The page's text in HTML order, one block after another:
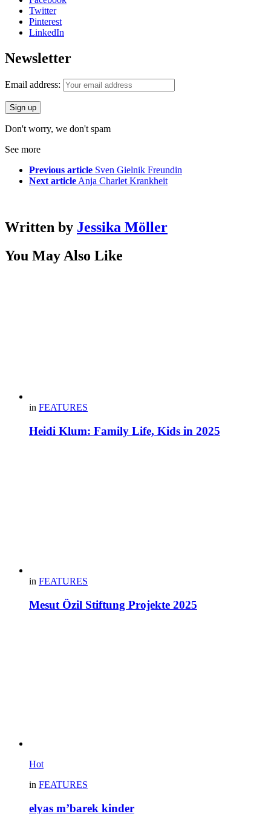
Twitter
Pinterest
LinkedIn
Newsletter
Email address:
Don't worry, we don't spam
See more
Previous article Sven Gielnik Freundin
Next article Anja Charlet Krankheit
Written by Jessika Möller
You May Also Like
in FEATURES
Heidi Klum: Family Life, Kids in 2025
in FEATURES
Mesut Özil Stiftung Projekte 2025
Hot
in FEATURES
elyas m’barek kinder